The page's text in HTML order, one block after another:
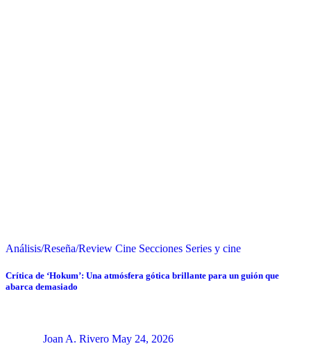
Análisis/Reseña/Review Cine Secciones Series y cine
Crítica de ‘Hokum’: Una atmósfera gótica brillante para un guión que
abarca demasiado
Joan A. Rivero May 24, 2026